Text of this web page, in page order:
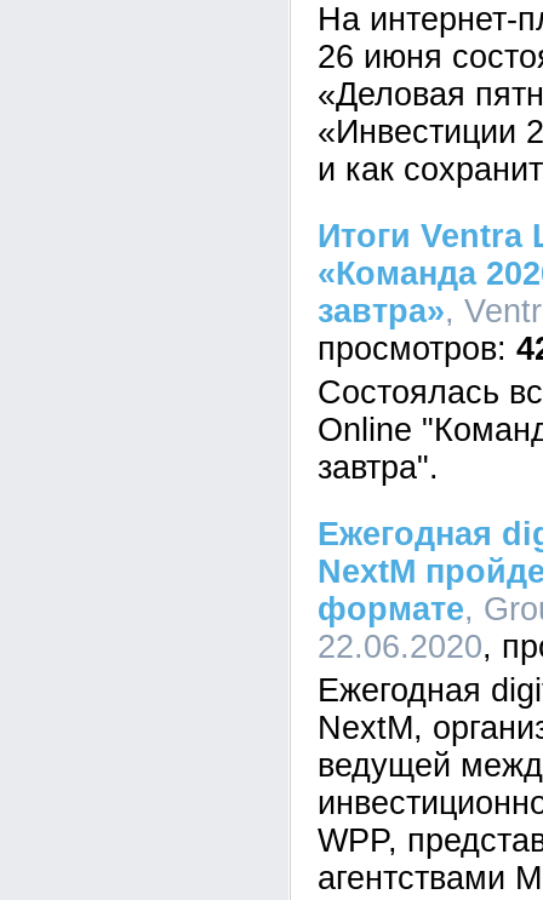
На интернет-
26 июня
«Деловая
«Инвестиции
и как
Итоги Ventra
«Команда
завтра»,
Состоялась
Online
завтра".
Ежегодная
NextM
формате,
22.06.2020
Ежегодная
NextM,
ведущей
WPP,
агентствами